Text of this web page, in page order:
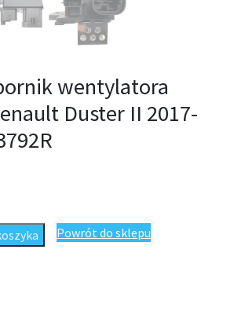
wentylatora
Duster II 2017-
wentylatora chłodnicy Renault Duster II
Powrót do sklepu